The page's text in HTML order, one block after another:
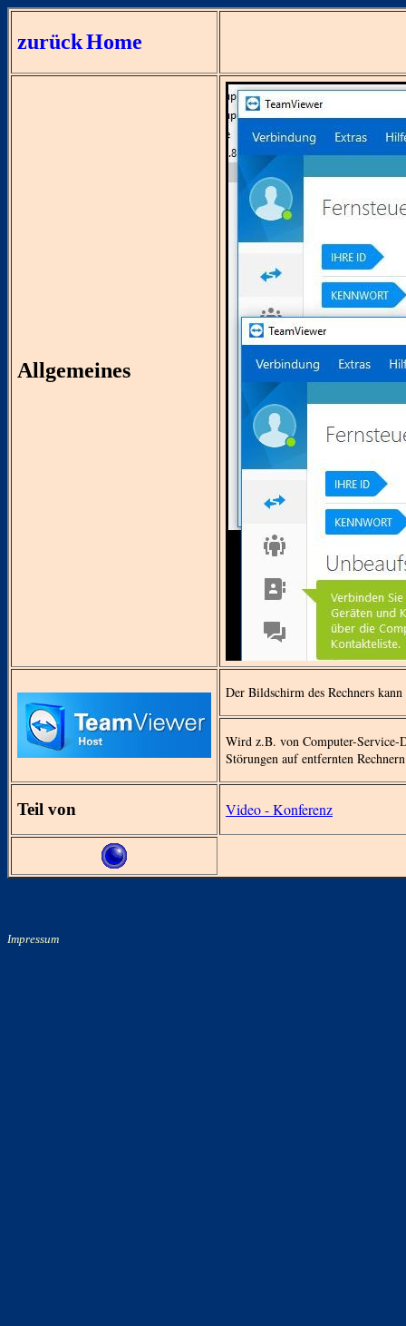
zurückHome
Allgemeines
Der Bildschirm des Rechners
Wird z.B. von Computer-Service-
Störungen auf entfernten
Teil von Video - Konferenz
Impressum